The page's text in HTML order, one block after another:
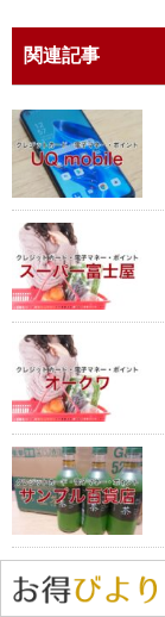
関連記事